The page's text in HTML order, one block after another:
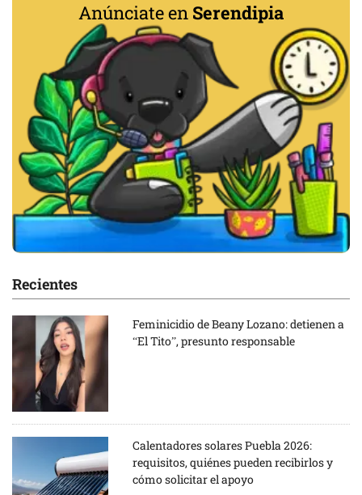
Anúnciate en Serendipia
Recientes
Feminicidio de Beany Lozano: detienen a
“El Tito”, presunto responsable
Calentadores solares Puebla 2026:
requisitos, quiénes pueden recibirlos y
cómo solicitar el apoyo